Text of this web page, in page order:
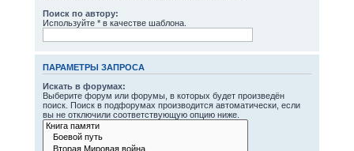
Поиск по автору:
Используйте * в качестве шаблона.
ПАРАМЕТРЫ ЗАПРОСА
Искать в форумах:
Выберите форум или форумы, в которых будет произведён
поиск. Поиск в подфорумах производится автоматически, если
вы не отключили соответствующую опцию ниже.